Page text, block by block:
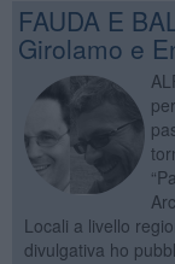
FAUDA E
Girolamo e
Locali a livello
divulgativa ho